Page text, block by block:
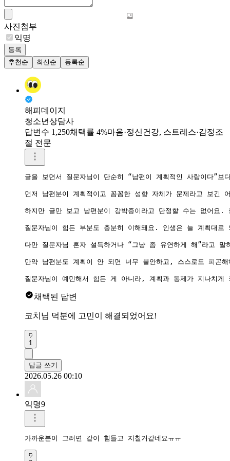
사진첨부
익명
등록
추천순
최신순 등록순
해피데이지
청소년상담사
답변수 1,250채택률 4%마음·정신건강, 스트레스·감정조
절 전문
글을 보면서 질문자님이 단순히 “남편이 계획적인 사람이다”
먼저 남편분이 계획적이고 꼼꼼한 성향 자체가 문제라고 보
하지만 글만 보고 남편분이 강박증이라고 단정할 수는 없어
질문자님이 힘든 부분도 충분히 이해돼요. 인생은 늘 계획대
다만 질문자님 혼자 설득하거나 “그냥 좀 유연하게 해”라고
만약 남편분도 계획이 안 되면 너무 불안하고, 스스로도 피곤
질문자님이 예민해서 힘든 게 아니라, 계획과 통제가 지나치
채택된 답변
코치님 덕분에 고민이 해결되었어요!
1
답글 쓰기
2026.05.26 00:10
익명9
가까운분이 그러면 같이 힘들고 지칠거같네요ㅠㅠ